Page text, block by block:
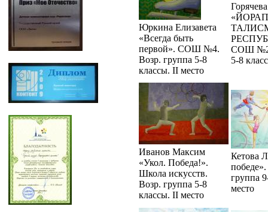
Юркина Елизавета
«Всегда быть
первой». СОШ №4.
Возр. группа 5-8
классы. II место
СОШ
5-8
Иванов Максим
«Укол. Победа!».
Школа искусств.
Возр. группа 5-8
классы. II место
Кетова
группа
место